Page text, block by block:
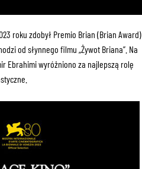
roku zdobył Premio Brian (Brian Award)
od słynnego filmu „Żywot Briana”. Na
Ebrahimi wyróżniono za najlepszą rolę